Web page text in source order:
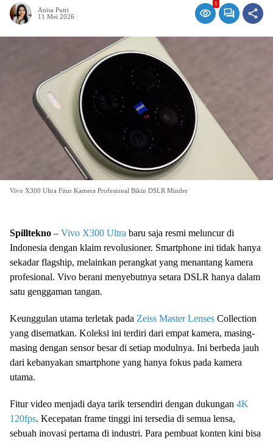
Anisa Putri
11 Mei 2026
1
Vivo X300 Ultra Fitur Kamera Profesional Bikin DSLR Minder
Spilltekno – Vivo X300 Ultra baru saja resmi meluncur di
Indonesia dengan klaim revolusioner. Smartphone ini tidak hanya
sekadar flagship, melainkan perangkat yang menantang kamera
profesional. Vivo berani menyebutnya setara DSLR hanya dalam
satu genggaman tangan.
Keunggulan utama terletak pada Zeiss Master Lenses Collection
yang disematkan. Koleksi ini terdiri dari empat kamera, masing-
masing dengan sensor besar di setiap modulnya. Ini berbeda jauh
dari kebanyakan smartphone yang hanya fokus pada kamera
utama.
Fitur video menjadi daya tarik tersendiri dengan dukungan 4K
120fps. Kecepatan frame tinggi ini tersedia di semua lensa,
sebuah inovasi pertama di industri. Para pembuat konten kini bisa